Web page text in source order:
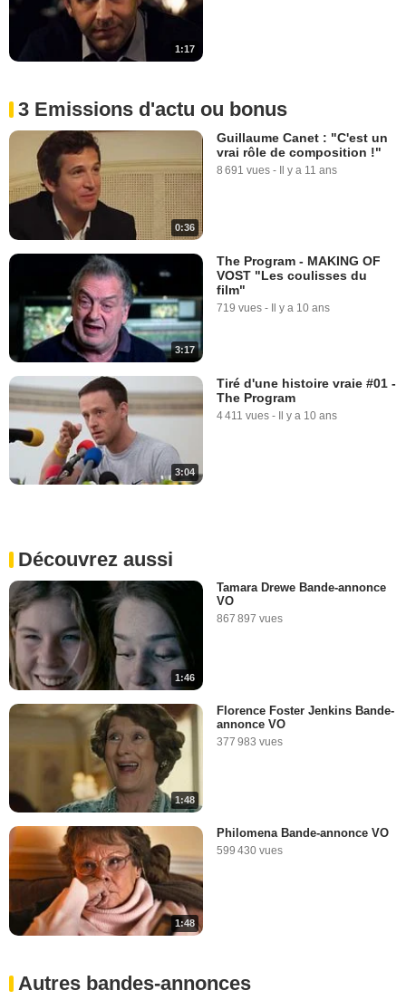
1:17
3 Emissions d'actu ou bonus
0:36
Guillaume Canet : "C'est un
vrai rôle de composition !"
8 691 vues - Il y a 11 ans
3:17
The Program - MAKING OF
VOST "Les coulisses du
film"
719 vues - Il y a 10 ans
3:04
Tiré d'une histoire vraie #01 -
The Program
4 411 vues - Il y a 10 ans
Découvrez aussi
1:46
Tamara Drewe Bande-annonce
VO
867 897 vues
1:48
Florence Foster Jenkins Bande-
annonce VO
377 983 vues
1:48
Philomena Bande-annonce VO
599 430 vues
Autres bandes-annonces